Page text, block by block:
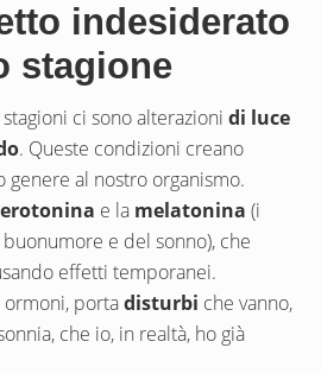
indesiderato
stagione
ci sono alterazioni di luce
. Queste condizioni creano
genere al nostro organismo.
e la melatonina (i
e del sonno), che
effetti temporanei.
ormoni, portadisturbi che vanno,
che io, in realtà, ho già